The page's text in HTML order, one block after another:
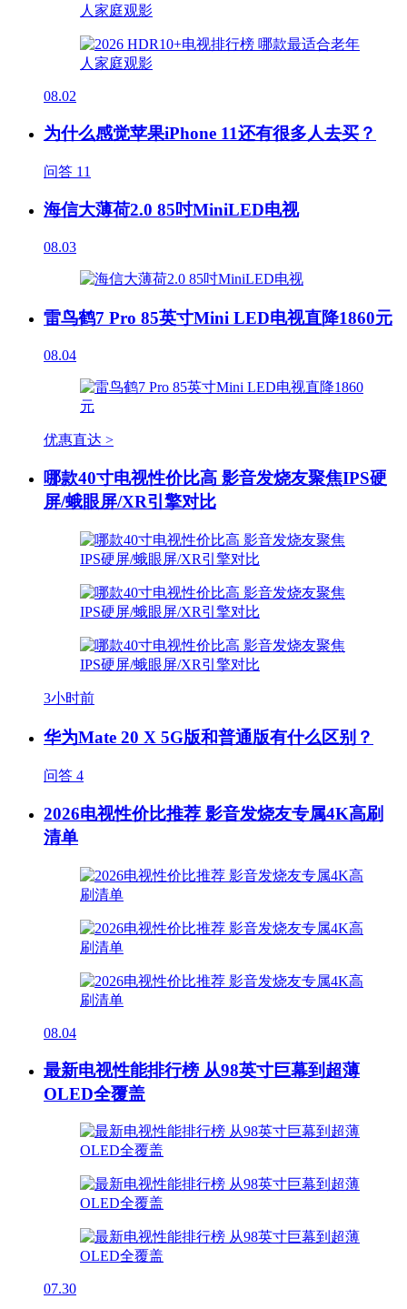
08.02
为什么感觉苹果iPhone 11还有很多人去买？
问答 11
海信大薄荷2.0 85吋MiniLED电视
08.03
雷鸟鹤7 Pro 85英寸Mini LED电视直降1860元
08.04
优惠直达 >
哪款40寸电视性价比高 影音发烧友聚焦IPS硬
屏/蛾眼屏/XR引擎对比
3小时前
华为Mate 20 X 5G版和普通版有什么区别？
问答 4
2026电视性价比推荐 影音发烧友专属4K高刷
清单
08.04
最新电视性能排行榜 从98英寸巨幕到超薄
OLED全覆盖
07.30